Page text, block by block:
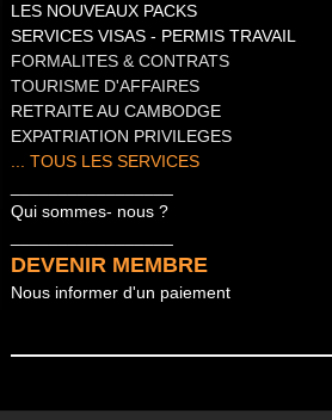
LES NOUVEAUX PACKS
SERVICES VISAS - PERMIS TRAVAIL
FORMALITES & CONTRATS
TOURISME D'AFFAIRES
RETRAITE AU CAMBODGE
EXPATRIATION PRIVILEGES
... TOUS LES SERVICES
Qui sommes- nous ?
DEVENIR MEMBRE
Nous informer d'un paiement